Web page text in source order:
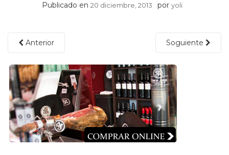
Publicado en 20 diciembre, 2013 por yoli
Anterior Soguiente